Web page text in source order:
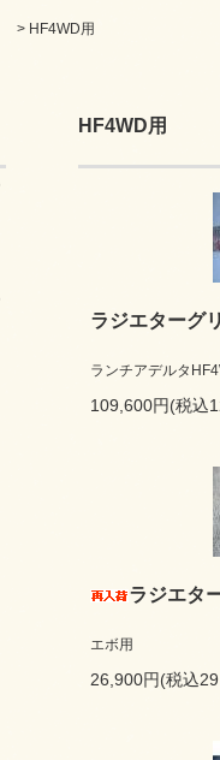
> HF4WD用
HF4WD用
ラジエターグ
ランチアデルタ
109,600円(税込
ラジエタ
エボ用
26,900円(税込